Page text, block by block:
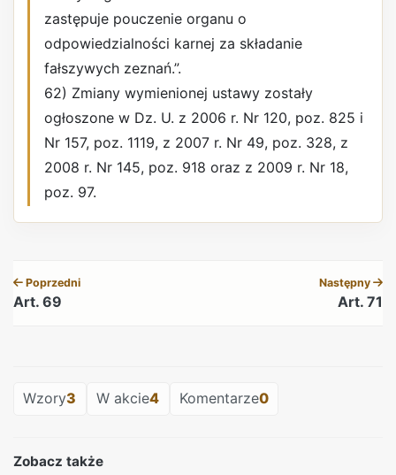
zastępuje pouczenie organu o
odpowiedzialności karnej za składanie
fałszywych zeznań.”.
62) Zmiany wymienionej ustawy zostały
ogłoszone w Dz. U. z 2006 r. Nr 120, poz. 825 i
Nr 157, poz. 1119, z 2007 r. Nr 49, poz. 328, z
2008 r. Nr 145, poz. 918 oraz z 2009 r. Nr 18,
poz. 97.
Poprzedni
Art. 69
Następny
Art. 71
Wzory3 W akcie4 Komentarze0
Zobacz także